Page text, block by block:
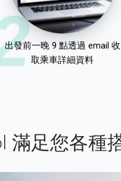
出發前一晚 9 點透過 email 收
取乘車詳細資料
滿足您各種